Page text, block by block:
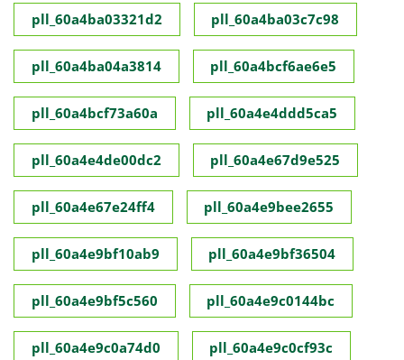
pll_60a4ba03321d2 pll_60a4ba03c7c98
pll_60a4ba04a3814 pll_60a4bcf6ae6e5
pll_60a4bcf73a60a pll_60a4e4ddd5ca5
pll_60a4e4de00dc2 pll_60a4e67d9e525
pll_60a4e67e24ff4 pll_60a4e9bee2655
pll_60a4e9bf10ab9 pll_60a4e9bf36504
pll_60a4e9bf5c560 pll_60a4e9c0144bc
pll_60a4e9c0a74d0 pll_60a4e9c0cf93c